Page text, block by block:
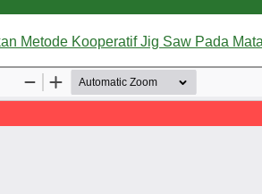
Metode Kooperatif Jig Saw Pada